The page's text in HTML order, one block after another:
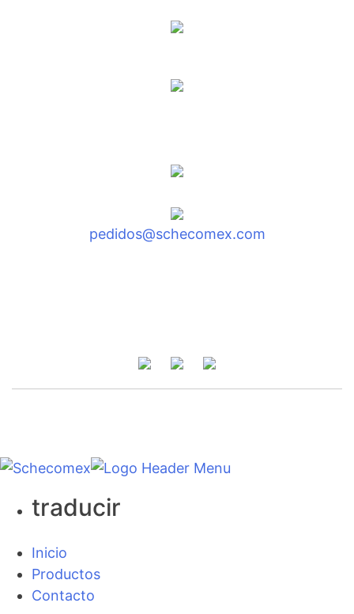
pedidos@schecomex.com
traducir
Inicio
Productos
Contacto